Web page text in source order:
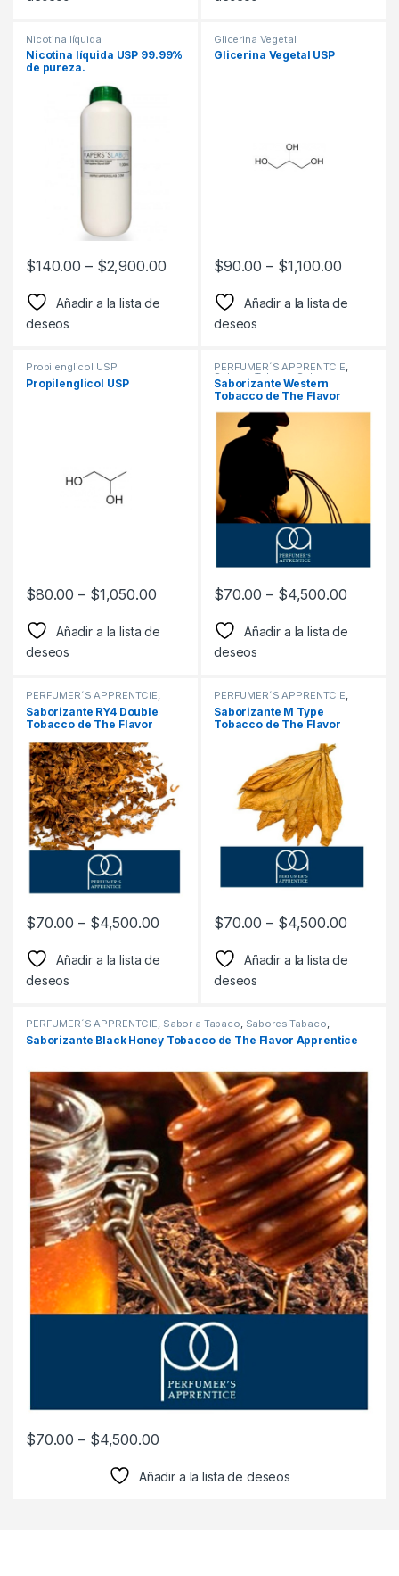
Nicotina líquida
Nicotina líquida USP 99.99%
de pureza.
$140.00 – $2,900.00
Añadir a la lista de
deseos
Glicerina Vegetal
Glicerina Vegetal USP
$90.00 – $1,100.00
Añadir a la lista de
deseos
Propilenglicol USP
Propilenglicol USP
$80.00 – $1,050.00
Añadir a la lista de
deseos
PERFUMER´S APPRENTCIE,
Sabor a Tabaco, Sabores
Tabaco,Saborizantes
Saborizante Western
Tobacco de The Flavor
Apprentice
$70.00 – $4,500.00
Añadir a la lista de
deseos
PERFUMER´S APPRENTCIE,
Sabor a Tabaco,Sabores
Tabaco,Saborizantes
Saborizante RY4 Double
Tobacco de The Flavor
$70.00 – $4,500.00
Añadir a la lista de
deseos
PERFUMER´S APPRENTCIE,
Sabor a Tabaco, Sabores
Tabaco,Saborizantes
Saborizante M Type
Tobacco de The Flavor
$70.00 – $4,500.00
Añadir a la lista de
deseos
PERFUMER´S APPRENTCIE, Sabor a Tabaco, Sabores Tabaco,
Saborizantes
Saborizante Black Honey Tobacco de The Flavor Apprentice
$70.00 – $4,500.00
Añadir a la lista de deseos